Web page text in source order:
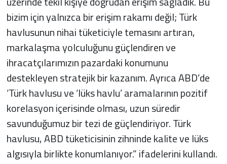
bizim için yalnızca bir erişim rakamı değil; Türk
havlusunun nihai tüketiciyle temasını artıran,
markalaşma yolculuğunu güçlendiren ve
ihracatçılarımızın pazardaki konumunu
destekleyen stratejik bir kazanım. Ayrıca ABD’de
‘Türk havlusu ve ‘lüks havlu’ aramalarının pozitif
korelasyon içerisinde olması, uzun süredir
savunduğumuz bir tezi de güçlendiriyor. Türk
havlusu, ABD tüketicisinin zihninde kalite ve lüks
algısıyla birlikte konumlanıyor.” ifadelerini kullandı.